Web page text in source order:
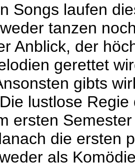
Songs laufen
tanzen
Anblick, der
gerettet
gibts
lustlose
ersten
die ersten
als